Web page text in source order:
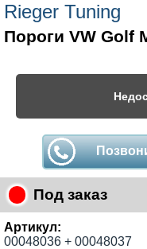
Rieger Tuning
Пороги VW Golf
Под заказ
Артикул:
00048036 + 00048037